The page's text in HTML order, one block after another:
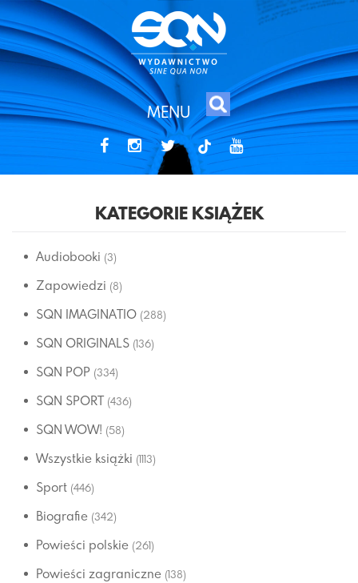
MENU
tiktok
KATEGORIE KSIĄŻEK
Audiobooki (3)
Zapowiedzi (8)
SQN IMAGINATIO (288)
SQN ORIGINALS (136)
SQN POP (334)
SQN SPORT (436)
SQN WOW! (58)
Wszystkie książki (1113)
Sport (446)
Biografie (342)
Powieści polskie (261)
Powieści zagraniczne (138)